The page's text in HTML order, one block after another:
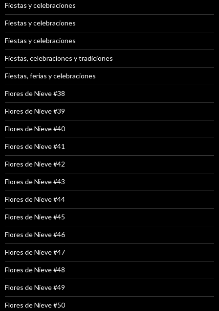
Fiestas y celebraciones
Fiestas y celebraciones
Fiestas y celebraciones
Fiestas, celebraciones y tradiciones
Fiestas, ferias y celebraciones
Flores de Nieve #38
Flores de Nieve #39
Flores de Nieve #40
Flores de Nieve #41
Flores de Nieve #42
Flores de Nieve #43
Flores de Nieve #44
Flores de Nieve #45
Flores de Nieve #46
Flores de Nieve #47
Flores de Nieve #48
Flores de Nieve #49
Flores de Nieve #50